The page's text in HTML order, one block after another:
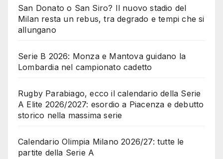
San Donato o San Siro? Il nuovo stadio del
Milan resta un rebus, tra degrado e tempi che si
allungano
Serie B 2026: Monza e Mantova guidano la
Lombardia nel campionato cadetto
Rugby Parabiago, ecco il calendario della Serie
A Elite 2026/2027: esordio a Piacenza e debutto
storico nella massima serie
Calendario Olimpia Milano 2026/27: tutte le
partite della Serie A